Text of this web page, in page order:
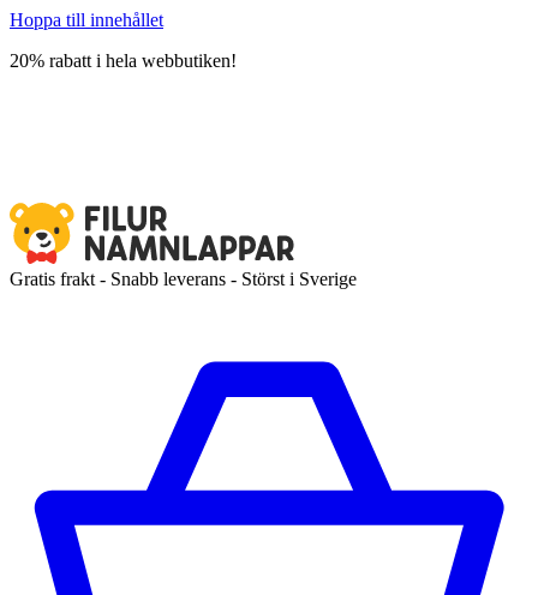
Hoppa till innehållet
20% rabatt i hela webbutiken!
Gratis frakt - Snabb leverans - Störst i Sverige